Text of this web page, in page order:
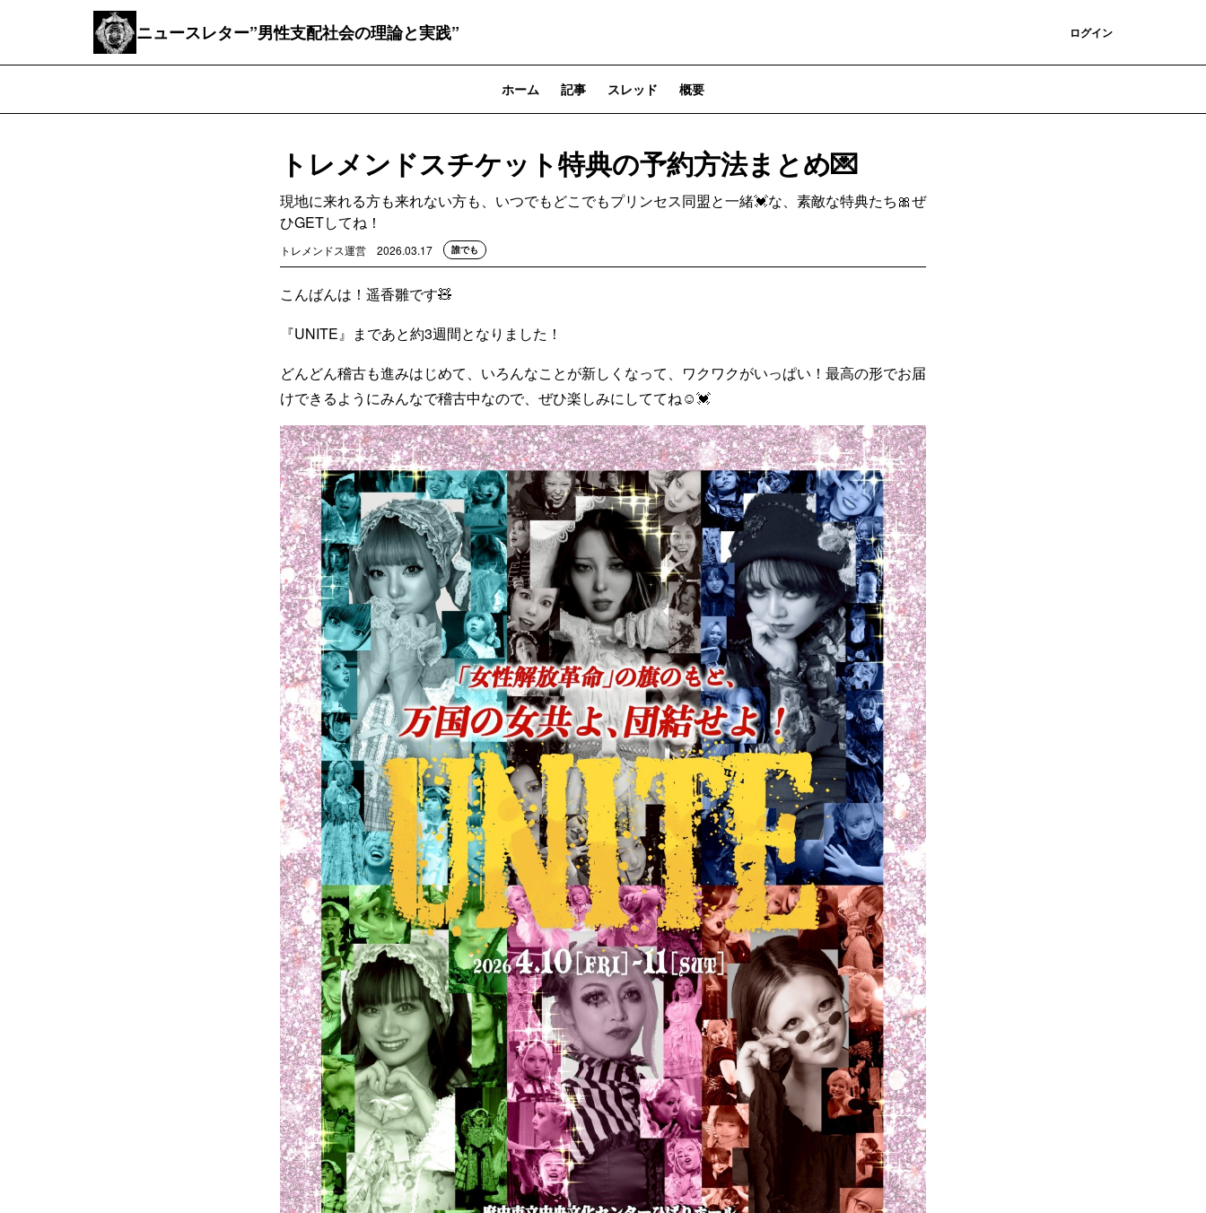
ニュースレター”男性支配社会の理論と実践” ログイン
ホーム 記事 スレッド 概要
トレメンドスチケット特典の予約方法まとめ💌
現地に来れる方も来れない方も、いつでもどこでもプリンセス同盟と一緒💓な、素敵な特典たち🎀ぜ
ひGETしてね！
トレメンドス運営 2026.03.17 誰でも
こんばんは！遥香雛です🧸
『UNITE』まであと約3週間となりました！
どんどん稽古も進みはじめて、いろんなことが新しくなって、ワクワクがいっぱい！最高の形でお届
けできるようにみんなで稽古中なので、ぜひ楽しみにしててね☺💓